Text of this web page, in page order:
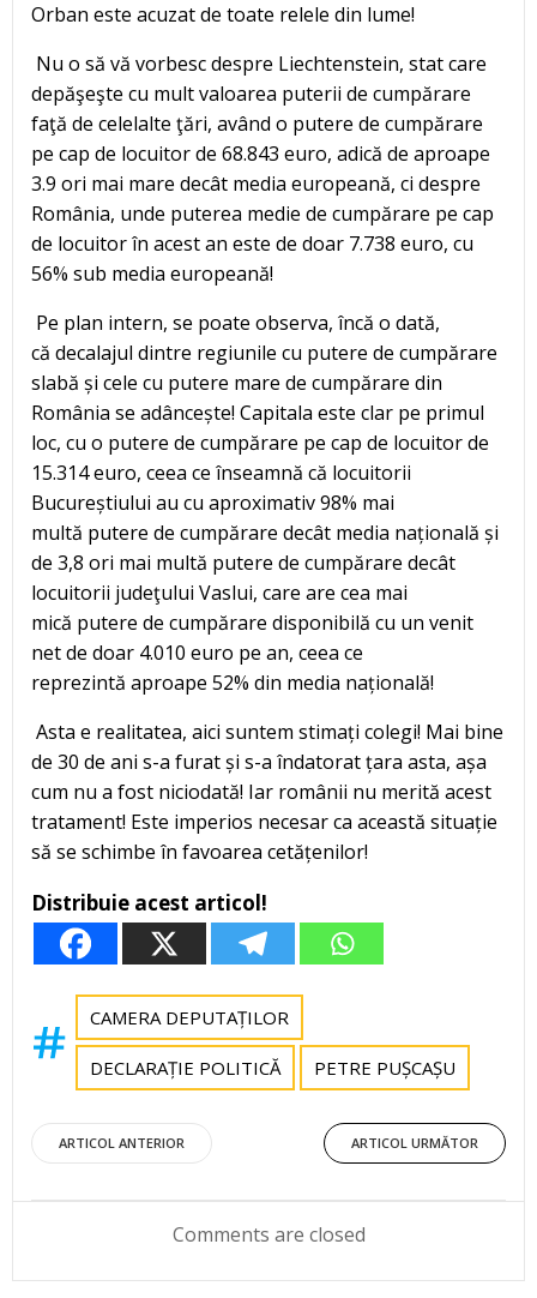
Orban este acuzat de toate relele din lume!
Nu o să vă vorbesc despre Liechtenstein, stat care
depăşeşte cu mult valoarea puterii de cumpărare
faţă de celelalte ţări, având o putere de cumpărare
pe cap de locuitor de 68.843 euro, adică de aproape
3.9 ori mai mare decât media europeană, ci despre
România, unde puterea medie de cumpărare pe cap
de locuitor în acest an este de doar 7.738 euro, cu
56% sub media europeană!
Pe plan intern, se poate observa, încă o dată,
că decalajul dintre regiunile cu putere de cumpărare
slabă și cele cu putere mare de cumpărare din
România se adâncește! Capitala este clar pe primul
loc, cu o putere de cumpărare pe cap de locuitor de
15.314 euro, ceea ce înseamnă că locuitorii
Bucureștiului au cu aproximativ 98% mai
multă putere de cumpărare decât media națională și
de 3,8 ori mai multă putere de cumpărare decât
locuitorii judeţului Vaslui, care are cea mai
mică putere de cumpărare disponibilă cu un venit
net de doar 4.010 euro pe an, ceea ce
reprezintă aproape 52% din media națională!
Asta e realitatea, aici suntem stimați colegi! Mai bine
de 30 de ani s-a furat și s-a îndatorat țara asta, așa
cum nu a fost niciodată! Iar românii nu merită acest
tratament! Este imperios necesar ca această situație
să se schimbe în favoarea cetățenilor!
Distribuie acest articol!
CAMERA DEPUTAȚILOR
DECLARAȚIE POLITICĂ PETRE PUȘCAȘU
Post
navigation
ARTICOL ANTERIOR
Post
navigation
ARTICOL URMĂTOR
Comments are closed